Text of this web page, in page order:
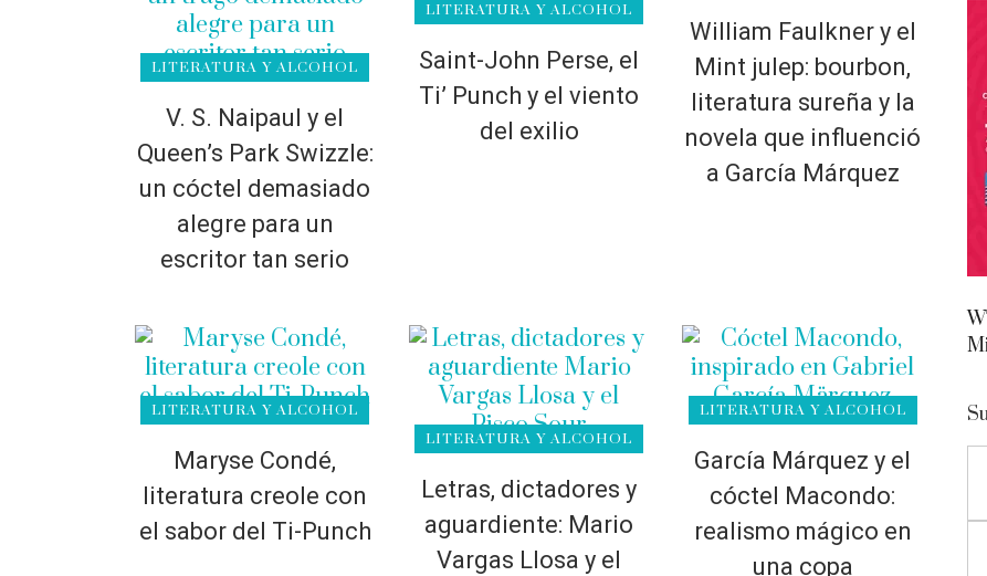
LITERATURA Y ALCOHOL
V. S. Naipaul y el
Queen’s Park Swizzle:
un cóctel demasiado
alegre para un
escritor tan serio
LITERATURA Y ALCOHOL
Saint-John Perse, el
Ti’ Punch y el viento
del exilio
William Faulkner y el
Mint julep: bourbon,
literatura sureña y la
novela que influenció
a García Márquez
LITERATURA Y ALCOHOL
Maryse Condé,
literatura creole con
el sabor del Ti-Punch
LITERATURA Y ALCOHOL
Letras, dictadores y
aguardiente: Mario
Vargas Llosa y el
LITERATURA Y ALCOHOL
García Márquez y el
cóctel Macondo:
realismo mágico en
una copa